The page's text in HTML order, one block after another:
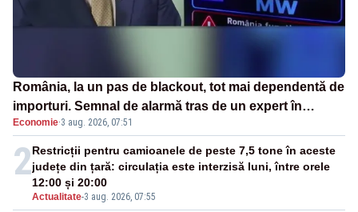
România, la un pas de blackout, tot mai dependentă de
importuri. Semnal de alarmă tras de un expert în
energie
Economie·3 aug. 2026, 07:51
2
Actualitate-3 aug. 2026, 07:55
Restricții pentru camioanele de peste 7,5 tone în aceste
județe din țară: circulația este interzisă luni, între orele
12:00 și 20:00